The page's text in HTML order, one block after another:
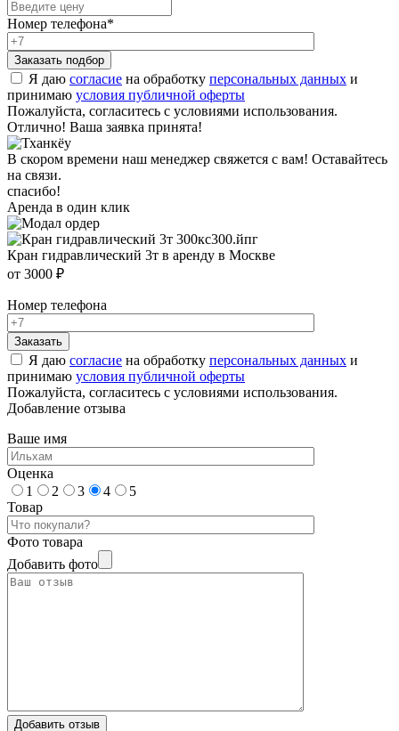
Номер телефона*
Я даю согласие на обработку персональных данных и
принимаю условия публичной оферты
Пожалуйста, согласитесь с условиями использования.
Отлично! Ваша заявка принята!
В скором времени наш менеджер свяжется с вам! Оставайтесь
на связи.
спасибо!
Аренда в один клик
Кран гидравлический 3т в аренду в Москве
от 3000 ₽
Номер телефона
Я даю согласие на обработку персональных данных и
принимаю условия публичной оферты
Пожалуйста, согласитесь с условиями использования.
Добавление отзыва
Ваше имя
Оценка
1
2 3 4
5
Товар
Фото товара
Добавить фото